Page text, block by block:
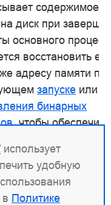
содержимое
диск при
основного
восстановить ее
адресу памяти
запуске или
бинарных
, чтобы обеспечить
данных и
время загрузки
использует
удобную
Политике